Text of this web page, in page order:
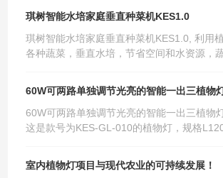
城市农业等室内种植，灯的长度常规为1.2米
的工程项目专业定制产品和提供光照方案。
琪树智能水培家庭垂直种菜机KES1.0
琪树智能水培家庭垂直种菜机KES1.0, 利用
各种蔬菜，垂直水培，节省空间和水资源，
60W可两路单独调节光亮的智能一出三植物
60W可两路单独调节光亮的智能一出三植物
这是款号为KES-GL-010的植物灯，规格
约为30cm，瓦数60瓦，主要用于室内种植，
利用调光器根据植物生长需要智能调光，从0
室内植物灯项目与现代农业的可持续发展！